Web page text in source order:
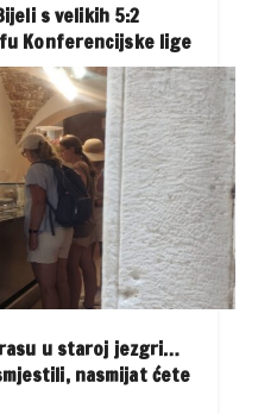
Bijeli s velikih 5:2
Konferencijske lige
u staroj jezgri…
nasmijat ćete